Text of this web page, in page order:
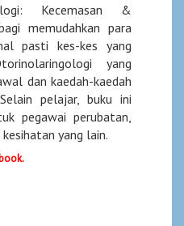
Kecemasan &
memudahkan para
pasti kes-kes yang
yang
dan kaedah-kaedah
pelajar, buku ini
pegawai perubatan,
yang lain.